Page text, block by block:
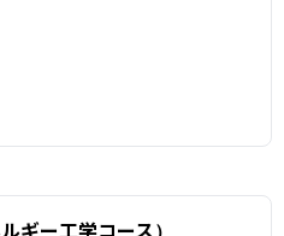
ギー工学コース）